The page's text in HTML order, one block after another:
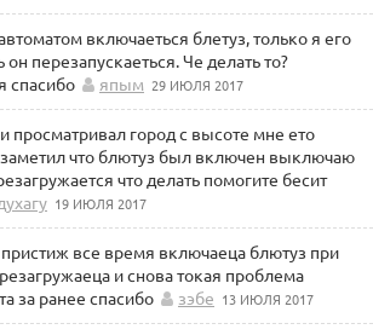
включаеться блетуз, только я его
перезапускаеться. Че делать то?
спасибо
япым 29 ИЮЛЯ 2017
просматривал город с высоте мне ето
что блютуз был включен выключаю
что делать помогите бесит
19 ИЮЛЯ 2017
все время включаеца блютуз при
и снова токая проблема
за ранее спасибо
зэбе 13 ИЮЛЯ 2017